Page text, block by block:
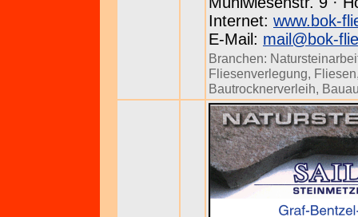
Internet: www.bok-
E-Mail: mail@bok-
Branchen:
Fliesenverlegung, Fliesen
Bautrocknerverleih,